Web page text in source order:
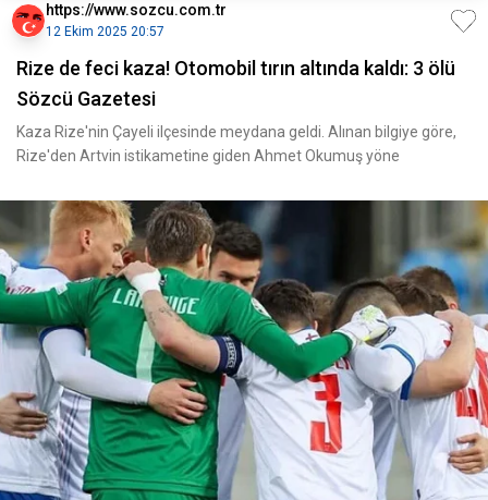
https://www.sozcu.com.tr
12 Ekim 2025 20:57
Rize de feci kaza! Otomobil tırın altında kaldı: 3 ölü
Sözcü Gazetesi
Kaza Rize'nin Çayeli ilçesinde meydana geldi. Alınan bilgiye göre,
Rize'den Artvin istikametine giden Ahmet Okumuş yöne